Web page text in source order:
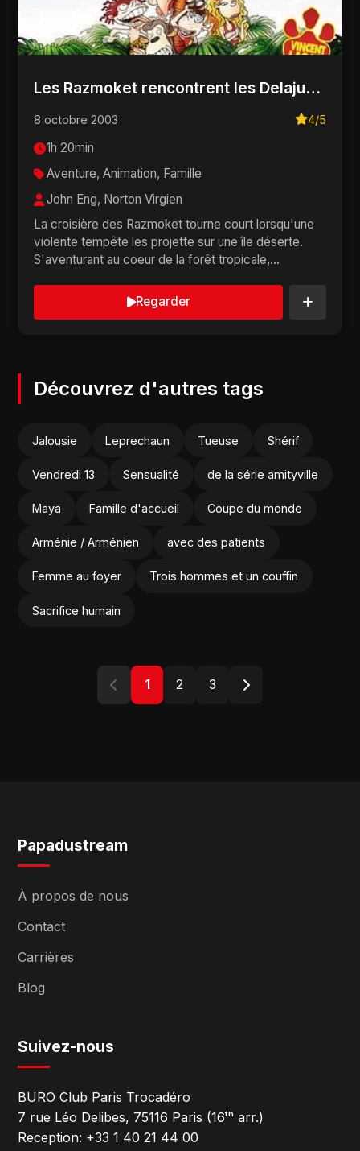
Les Razmoket rencontrent les Delajungle
8 octobre 2003 4/5
1h 20min
Aventure, Animation, Famille
John Eng, Norton Virgien
La croisière des Razmoket tourne court lorsqu'une
violente tempête les projette sur une île déserte.
S'aventurant au coeur de la forêt tropicale,...
Regarder
Découvrez d'autres tags
Jalousie Leprechaun Tueuse Shérif
Vendredi 13 Sensualité de la série amityville
Maya Famille d'accueil Coupe du monde
Arménie / Arménien avec des patients
Femme au foyer Trois hommes et un couffin
Sacrifice humain
1 2 3
Papadustream
À propos de nous
Contact
Carrières
Blog
Suivez-nous
BURO Club Paris Trocadéro
7 rue Léo Delibes, 75116 Paris (16ᵗʰ arr.)
Reception: +33 1 40 21 44 00